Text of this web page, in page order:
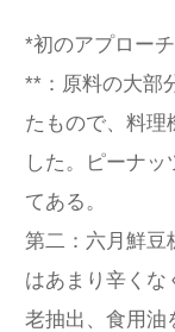
*初のアプローチ
**：原料の大部
たもので、料理
した。ピーナ
てある。
第二：六月鮮豆
はあまり辛くな
老抽出、食用油